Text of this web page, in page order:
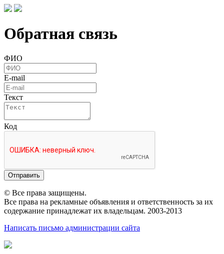
Обратная связь
ФИО
E-mail
Текст
Код
Отправить
© Все права защищены.
Все права на рекламные объявления и ответственность за их
содержание принадлежат их владельцам. 2003-2013
Написать письмо администрации сайта